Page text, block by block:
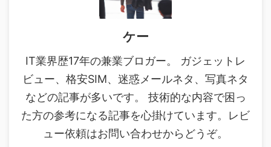
ケー
IT業界歴17年の兼業ブロガー。 ガジェットレ
ビュー、格安SIM、迷惑メールネタ、写真ネタ
などの記事が多いです。 技術的な内容で困っ
た方の参考になる記事を心掛けています。レビ
ュー依頼はお問い合わせからどうぞ。